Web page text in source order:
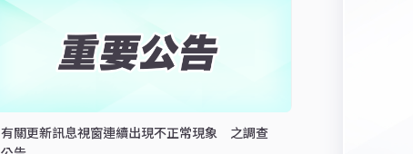
有關更新訊息視窗連續出現不正常現象 之調查